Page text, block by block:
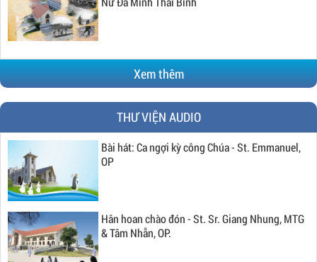
Xem thêm
THƯ VIỆN AUDIO
Bài hát: Ca ngợi kỳ công Chúa - St. Emmanuel,
OP
Hân hoan chào đón - St. Sr. Giang Nhung, MTG
& Tâm Nhẫn, OP.